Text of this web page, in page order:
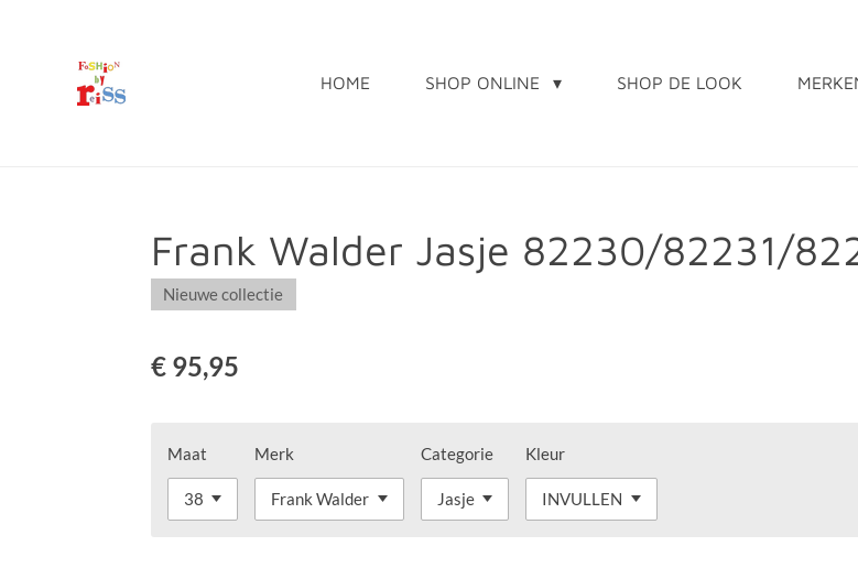
HOME SHOP ONLINE SHOP DE LOOK
Frank Walder Jasje 82230/82231/
Nieuwe collectie
€ 95,95
Maat Merk Categorie Kleur